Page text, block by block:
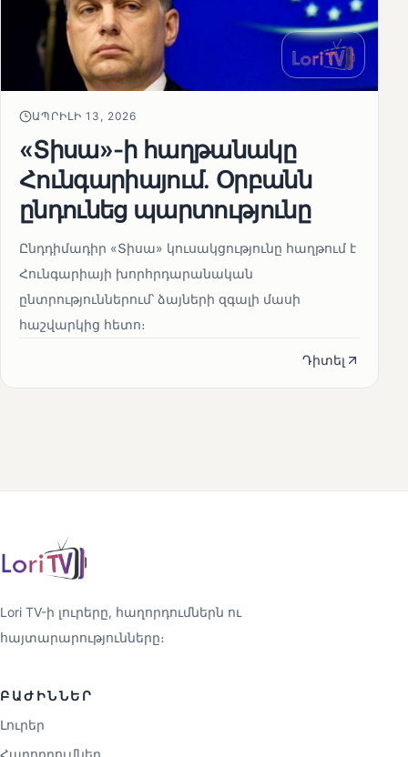
ԱՊՐԻԼԻ 13, 2026
«Տիսա»-ի հաղթանակը
Հունգարիայում․ Օրբանն
ընդունեց պարտությունը
Ընդդիմադիր «Տիսա» կուսակցությունը հաղթում է
Հունգարիայի խորհրդարանական
ընտրություններում՝ ձայների զգալի մասի
հաշվարկից հետո։
Դիտել
Lori TV-ի լուրերը, հաղորդումներն ու
հայտարարությունները։
ԲԱԺԻՆՆԵՐ
Լուրեր
Հաղորդումներ